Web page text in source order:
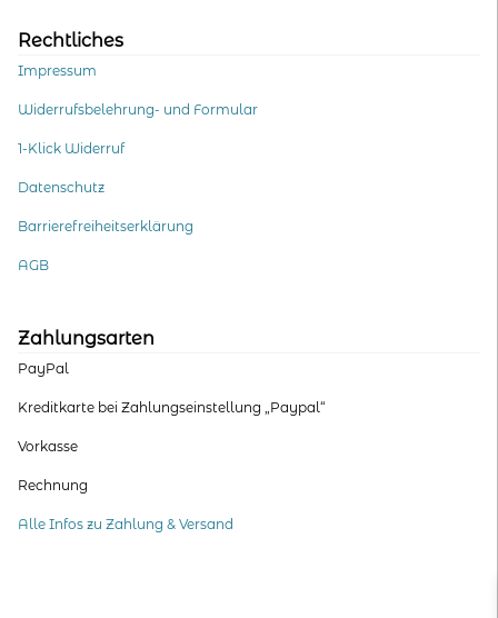
Rechtliches
Impressum
Widerrufsbelehrung- und Formular
1-Klick Widerruf
Datenschutz
Barrierefreiheitserklärung
AGB
Zahlungsarten
PayPal
Kreditkarte bei Zahlungseinstellung „Paypal“
Vorkasse
Rechnung
Alle Infos zu Zahlung & Versand